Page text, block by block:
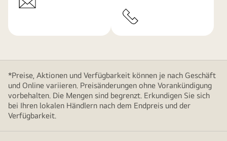
*Preise, Aktionen und Verfügbarkeit können je nach Geschäft
und Online variieren. Preisänderungen ohne Vorankündigung
vorbehalten. Die Mengen sind begrenzt. Erkundigen Sie sich
bei Ihren lokalen Händlern nach dem Endpreis und der
Verfügbarkeit.